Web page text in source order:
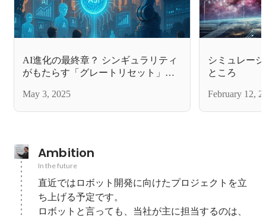
AI進化の最終章？ シンギュラリティ
がもたらす「グレートリセット」と
May 3, 2025
シミュレー
ところ
February 12,
Ambition
In the future
直近ではロボット開発に向けたプロジェクトを立
ち上げる予定です。
ロボットと言っても、当社が主に担当するのは、